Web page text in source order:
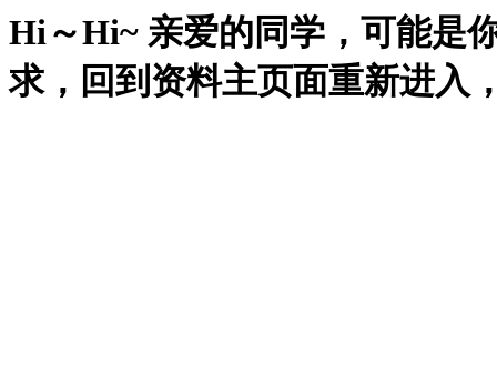
Hi～Hi~ 亲爱的同学，可能是
求，回到资料主页面重新进入